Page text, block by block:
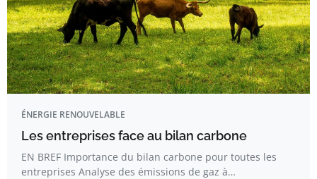
ÉNERGIE RENOUVELABLE
Les entreprises face au bilan carbone
EN BREF Importance du bilan carbone pour toutes les
entreprises Analyse des émissions de gaz à…